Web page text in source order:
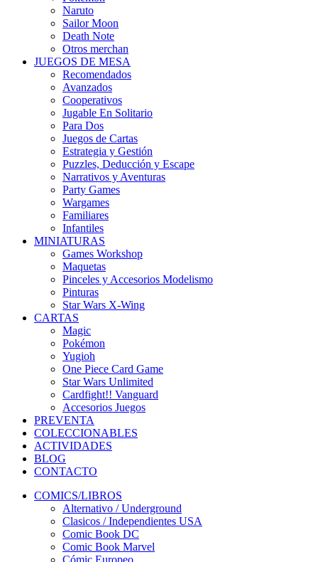
Naruto
Sailor Moon
Death Note
Otros merchan
JUEGOS DE MESA
Recomendados
Avanzados
Cooperativos
Jugable En Solitario
Para Dos
Juegos de Cartas
Estrategia y Gestión
Puzzles, Deducción y Escape
Narrativos y Aventuras
Party Games
Wargames
Familiares
Infantiles
MINIATURAS
Games Workshop
Maquetas
Pinceles y Accesorios Modelismo
Pinturas
Star Wars X-Wing
CARTAS
Magic
Pokémon
Yugioh
One Piece Card Game
Star Wars Unlimited
Cardfight!! Vanguard
Accesorios Juegos
PREVENTA
COLECCIONABLES
ACTIVIDADES
BLOG
CONTACTO
COMICS/LIBROS
Alternativo / Underground
Clasicos / Independientes USA
Comic Book DC
Comic Book Marvel
Cómic Europeo